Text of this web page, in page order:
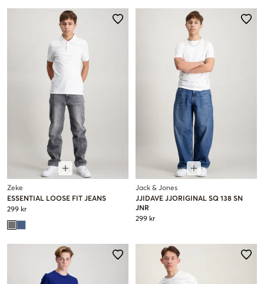
Zeke
ESSENTIAL LOOSE FIT JEANS
299 kr
Jack & Jones
JJIDAVE JJORIGINAL SQ 138 SN
JNR
299 kr